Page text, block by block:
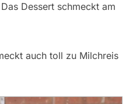
Dessert schmeckt am
auch toll zu Milchreis